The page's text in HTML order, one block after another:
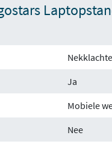
Ja
Mobiele
Nee